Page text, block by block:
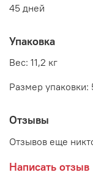
45 дней
Упаковка
Вес: 11,2 кг
Размер
Отзывы
Отзывов еще
Написать отзыв